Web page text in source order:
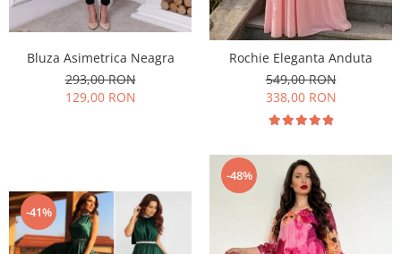
Bluza Asimetrica Neagra
293,00 RON
129,00 RON
Rochie Eleganta Anduta
549,00 RON
338,00 RON
-41%
-48%